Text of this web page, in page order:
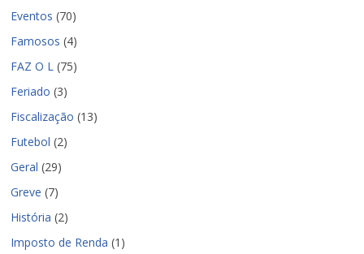
Eventos (70)
Famosos (4)
FAZ O L (75)
Feriado (3)
Fiscalização (13)
Futebol (2)
Geral (29)
Greve (7)
História (2)
Imposto de Renda (1)